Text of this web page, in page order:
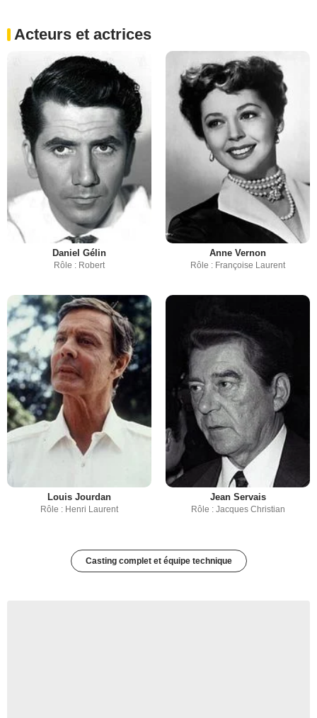
Acteurs et actrices
Daniel Gélin
Rôle : Robert
Anne Vernon
Rôle : Françoise Laurent
Louis Jourdan
Rôle : Henri Laurent
Jean Servais
Rôle : Jacques Christian
Casting complet et équipe technique